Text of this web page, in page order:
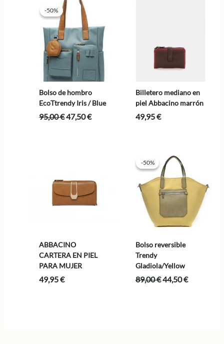
-50%
-50%
Bolso de hombro
EcoTtrendy Iris / Blue
95,00€El
47,50€El
Billetero mediano en
piel Abbacino marrón
49,95€
ABBACINO
CARTERA EN PIEL
PARA MUJER
49,95€
-50%
-50%
Bolso reversible
Trendy
Gladiola/Yellow
89,00€El
44,50€El